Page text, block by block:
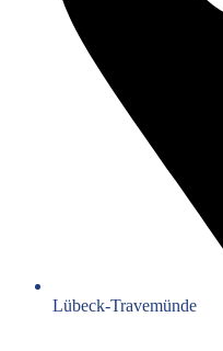
Lübeck-Travemünde